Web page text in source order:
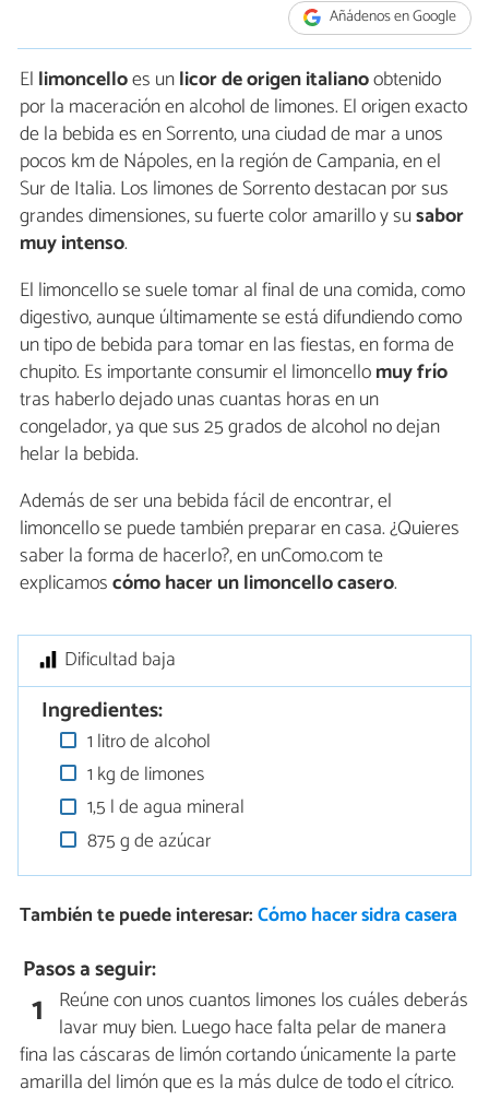
Añádenos en Google
El limoncelloes unlicor de origen italianoobtenido
por la maceración en alcohol de limones. El origen exacto
de la bebida es en Sorrento, una ciudad de mar a unos
pocos km de Nápoles, en la región de Campania, en el
Sur de Italia. Los limones de Sorrento destacan por sus
grandes dimensiones, su fuerte color amarillo y susabor
muy intenso.
El limoncello se suele tomar al final de una comida, como
digestivo, aunque últimamente se está difundiendo como
un tipo de bebida para tomar en las fiestas, en forma de
chupito. Es importante consumir el limoncellomuy frío
tras haberlo dejado unas cuantas horas en un
congelador, ya que sus 25 grados de alcohol no dejan
helar la bebida.
Además de ser una bebida fácil de encontrar, el
limoncello se puede también preparar en casa. ¿Quieres
saber la forma de hacerlo?, en unComo.com te
explicamoscómo hacer un limoncello casero.
Dificultad baja
Ingredientes:
1 litro de alcohol
1 kg de limones
1,5 l de agua mineral
875 g de azúcar
También te puede interesar:Cómo hacer sidra casera
Pasos a seguir:
1 Reúne con unos cuantos limones los cuáles deberás
lavar muy bien. Luego hace falta pelar de manera
fina las cáscaras de limón cortando únicamente la parte
amarilla del limón que es la más dulce de todo el cítrico.